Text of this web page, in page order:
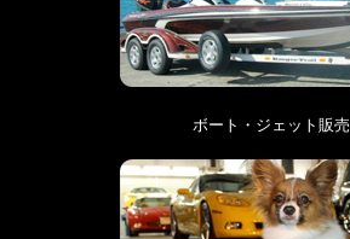
ボート・ジェット販売